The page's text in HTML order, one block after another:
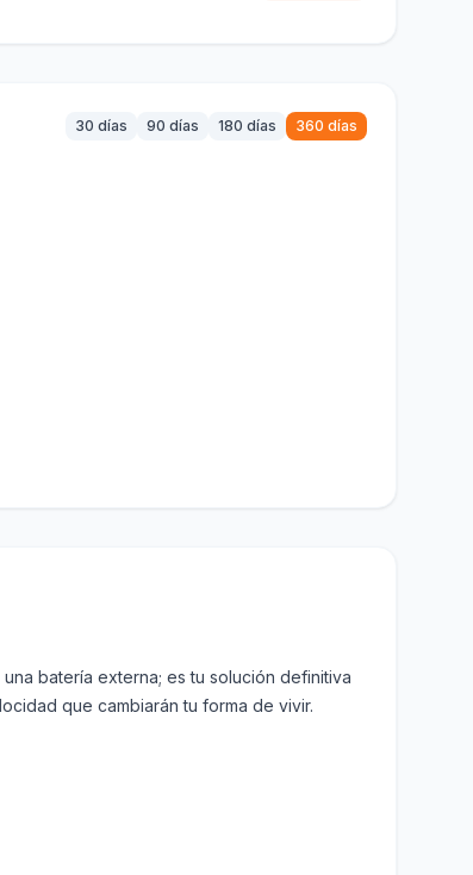
30 días 90 días 180 días 360 días
batería externa; es tu solución definitiva
que cambiarán tu forma de vivir.